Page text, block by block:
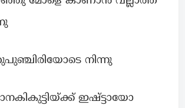
നിന്നു
ഇഷ്ട്ടായോ